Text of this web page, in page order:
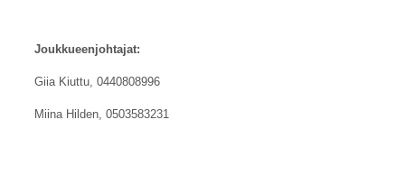
Joukkueenjohtajat:
Giia Kiuttu, 0440808996
Miina Hilden, 0503583231